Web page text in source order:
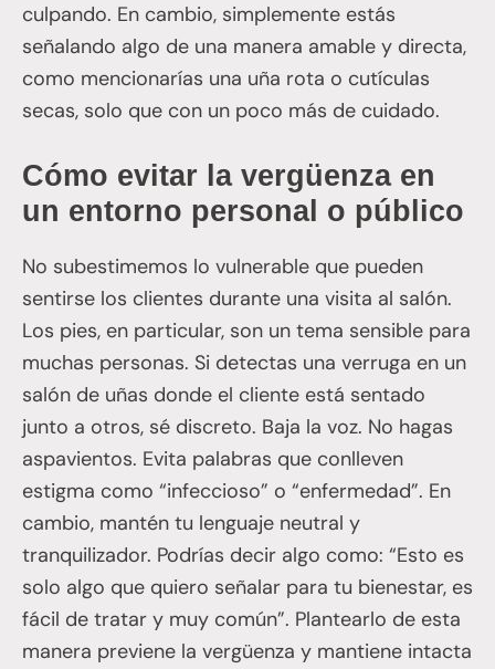
culpando. En cambio, simplemente estás
señalando algo de una manera amable y directa,
como mencionarías una uña rota o cutículas
secas, solo que con un poco más de cuidado.
Cómo evitar la vergüenza en
un entorno personal o público
No subestimemos lo vulnerable que pueden
sentirse los clientes durante una visita al salón.
Los pies, en particular, son un tema sensible para
muchas personas. Si detectas una verruga en un
salón de uñas donde el cliente está sentado
junto a otros, sé discreto. Baja la voz. No hagas
aspavientos. Evita palabras que conlleven
estigma como “infeccioso” o “enfermedad”. En
cambio, mantén tu lenguaje neutral y
tranquilizador. Podrías decir algo como: “Esto es
solo algo que quiero señalar para tu bienestar, es
fácil de tratar y muy común”. Plantearlo de esta
manera previene la vergüenza y mantiene intacta